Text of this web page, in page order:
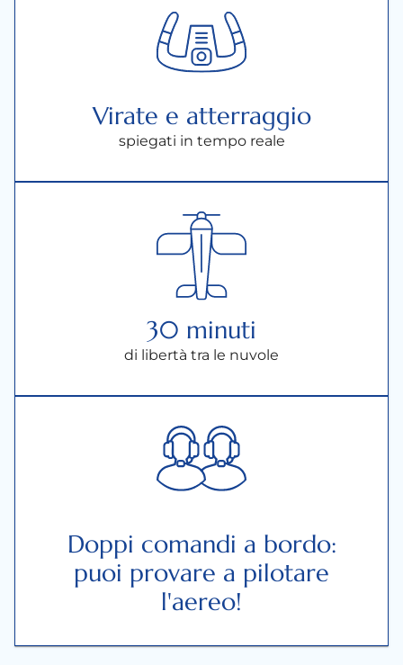
Virate e atterraggio
spiegati in tempo reale
30 minuti
di libertà tra le nuvole
Doppi comandi a bordo:
puoi provare a pilotare
l'aereo!